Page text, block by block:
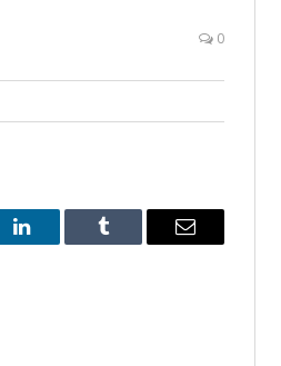
0
LinkedIn Tumblr
E-